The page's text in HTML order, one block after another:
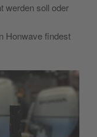
werden soll oder
Honwave findest